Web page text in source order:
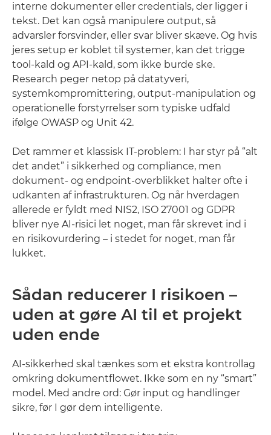
interne dokumenter eller credentials, der ligger i
tekst. Det kan også manipulere output, så
advarsler forsvinder, eller svar bliver skæve. Og hvis
jeres setup er koblet til systemer, kan det trigge
tool-kald og API-kald, som ikke burde ske.
Research peger netop på datatyveri,
systemkompromittering, output-manipulation og
operationelle forstyrrelser som typiske udfald
ifølge OWASP og Unit 42.
Det rammer et klassisk IT-problem: I har styr på “alt
det andet” i sikkerhed og compliance, men
dokument- og endpoint-overblikket halter ofte i
udkanten af infrastrukturen. Og når hverdagen
allerede er fyldt med NIS2, ISO 27001 og GDPR
bliver nye AI-risici let noget, man får skrevet ind i
en risikovurdering – i stedet for noget, man får
lukket.
Sådan reducerer I risikoen –
uden at gøre AI til et projekt
uden ende
AI-sikkerhed skal tænkes som et ekstra kontrollag
omkring dokumentflowet. Ikke som en ny “smart”
model. Med andre ord: Gør input og handlinger
sikre, før I gør dem intelligente.